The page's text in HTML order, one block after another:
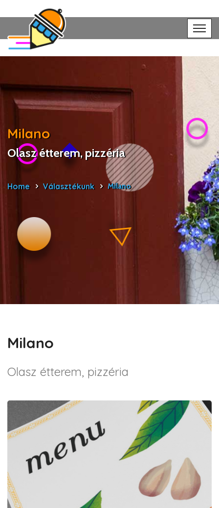
Milano
Olasz étterem, pizzéria
Home Választékunk Milano
Milano
Olasz étterem, pizzéria